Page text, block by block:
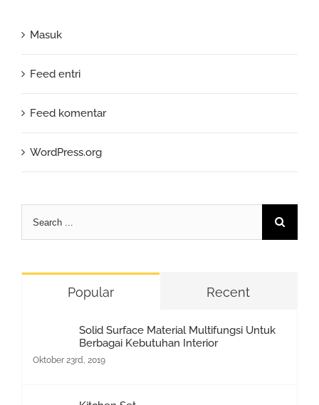
Masuk
Feed entri
Feed komentar
WordPress.org
Search
for:
Popular Recent
Solid Surface Material Multifungsi Untuk
Berbagai Kebutuhan Interior
Oktober 23rd, 2019